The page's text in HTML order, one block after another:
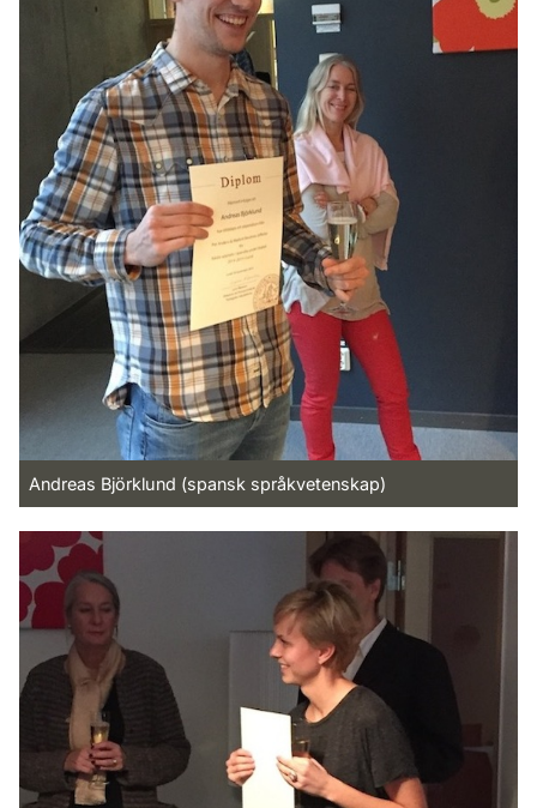
Andreas Björklund (spansk språkvetenskap)